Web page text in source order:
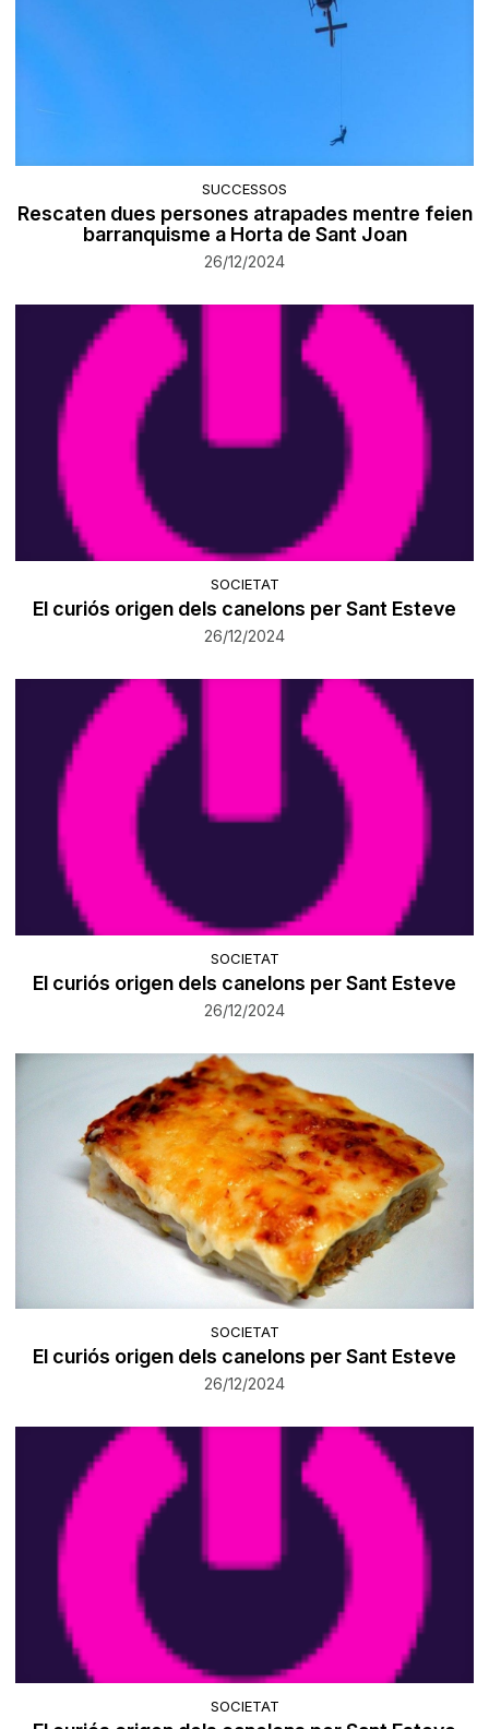
SUCCESSOS
Rescaten dues persones atrapades mentre feien
barranquisme a Horta de Sant Joan
26/12/2024
SOCIETAT
El curiós origen dels canelons per Sant Esteve
26/12/2024
SOCIETAT
El curiós origen dels canelons per Sant Esteve
26/12/2024
SOCIETAT
El curiós origen dels canelons per Sant Esteve
26/12/2024
SOCIETAT